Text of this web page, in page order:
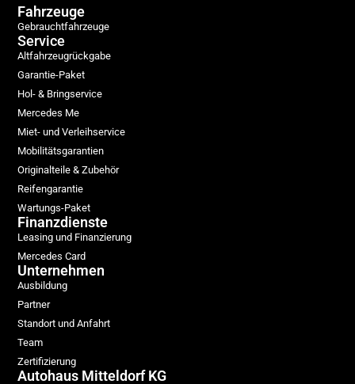
Fahrzeuge
Gebrauchtfahrzeuge
Service
Altfahrzeugrückgabe
Garantie-Paket
Hol- & Bringservice
Mercedes Me
Miet- und Verleihservice
Mobilitätsgarantien
Originalteile & Zubehör
Reifengarantie
Wartungs-Paket
Finanzdienste
Leasing und Finanzierung
Mercedes Card
Unternehmen
Ausbildung
Partner
Standort und Anfahrt
Team
Zertifizierung
Autohaus Mitteldorf KG